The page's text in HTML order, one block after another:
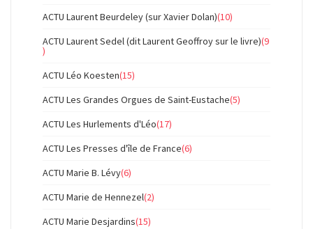
ACTU Laurent Beurdeley (sur Xavier Dolan)(10)
ACTU Laurent Sedel (dit Laurent Geoffroy sur le livre)(9
)
ACTU Léo Koesten(15)
ACTU Les Grandes Orgues de Saint-Eustache(5)
ACTU Les Hurlements d'Léo(17)
ACTU Les Presses d'île de France(6)
ACTU Marie B. Lévy(6)
ACTU Marie de Hennezel(2)
ACTU Marie Desjardins(15)